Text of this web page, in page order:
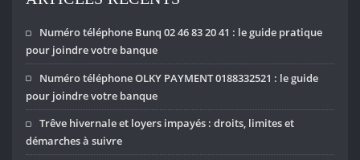
Numéro téléphone Bunq 02 46 83 20 41 : le guide pratique
pour joindre votre banque
Numéro téléphone OLKY PAYMENT 0188332521 : le guide
pour joindre votre banque
Trêve hivernale et loyers impayés : droits, limites et
démarches à suivre